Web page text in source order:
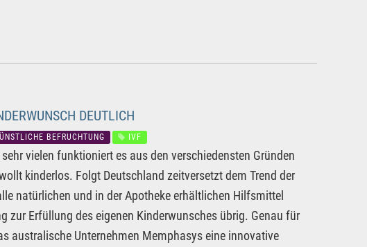
DEUTLICH
BEFRUCHTUNG IVF
vielen funktioniert es aus den verschiedensten Gründen
kinderlos. Folgt Deutschland zeitversetzt dem Trend der
natürlichen und in der Apotheke erhältlichen Hilfsmittel
Erfüllung des eigenen Kinderwunsches übrig. Genau für
australische Unternehmen Memphasys eine innovative